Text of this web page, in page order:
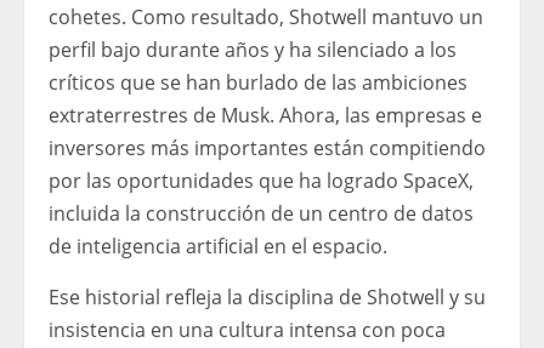
cohetes. Como resultado, Shotwell mantuvo un
perfil bajo durante años y ha silenciado a los
críticos que se han burlado de las ambiciones
extraterrestres de Musk. Ahora, las empresas e
inversores más importantes están compitiendo
por las oportunidades que ha logrado SpaceX,
incluida la construcción de un centro de datos
de inteligencia artificial en el espacio.
Ese historial refleja la disciplina de Shotwell y su
insistencia en una cultura intensa con poca